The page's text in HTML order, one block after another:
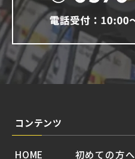
コンテンツ
HOME
初めての方へ